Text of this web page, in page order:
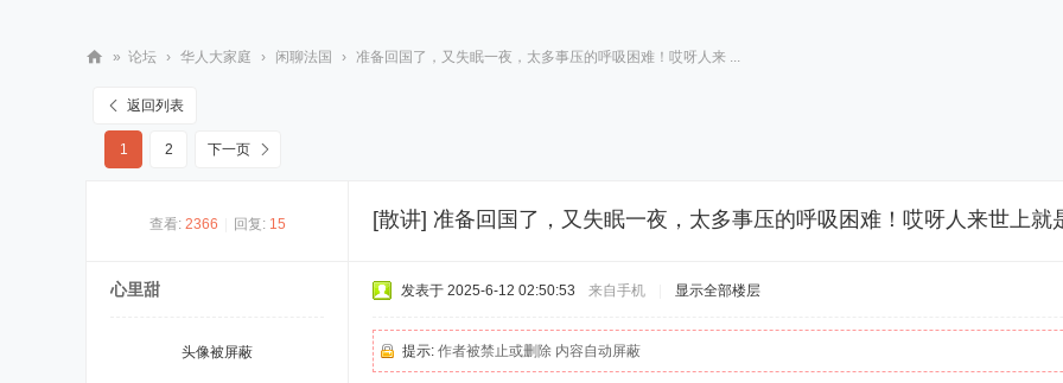
» 论坛 › 华人大家庭 › 闲聊法国 › 准备回国了，又失眠一夜，太多事压的呼吸困难！哎呀人来 ...
返回列表
1 2 下一页
查看: 2366 回复: 15 [散讲] 准备回国了，又失眠一夜，太多事压的呼吸困难！哎呀人来世上就
心里甜
头像被屏蔽
发表于 2025-6-12 02:50:53 来自手机 显示全部楼层
提示: 作者被禁止或删除 内容自动屏蔽